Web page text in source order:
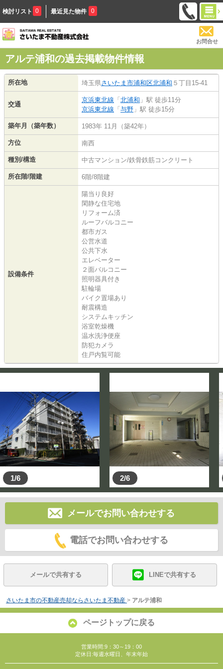
検討リスト 0 最近見た物件 0
お問合せ
アルテ浦和の過去掲載物件情報
所在地 埼玉県さいたま市浦和区北浦和 ５丁目15-41
交通
京浜東北線 「 北浦和 」駅 徒歩11分
京浜東北線 「 与野 」駅 徒歩15分
築年月（築年数） 1983年 11月（築42年）
方位 南西
種別/構造 中古マンション/鉄骨鉄筋コンクリート
所在階/階建 6階/8階建
設備条件
陽当り良好
閑静な住宅地
リフォーム済
ルーフバルコニー
都市ガス
公営水道
公共下水
エレベーター
２面バルコニー
照明器具付き
駐輪場
バイク置場あり
耐震構造
システムキッチン
浴室乾燥機
温水洗浄便座
防犯カメラ
住戸内覧可能
1/6 2/6
メールでお問い合わせする
電話でお問い合わせする
メールで共有する LINEで共有する
さいたま市の不動産売却ならさいたま不動産 > アルテ浦和
ページトップに戻る
営業時間:9：30～19：00
定休日:毎週水曜日、年末年始